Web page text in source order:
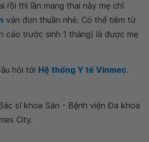
rồi thì lần mang thai này mẹ chỉ
ván đơn thuần nhé. Có thể tiêm từ
cáo trước sinh 1 tháng) là được mẹ
hỏi tới Hệ thống Y tế Vinmec.
sĩ khoa Sản - Bệnh viện Đa khoa
City.